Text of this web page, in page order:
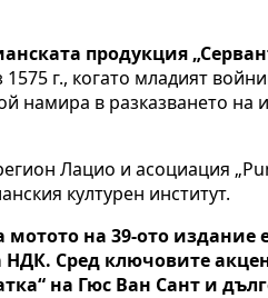
продукция
г., когато младият
намира в разказването на
Лацио и асоциация
културен институт.
на 39-ото издание
Сред ключовите
на Гюс Ван Сант и